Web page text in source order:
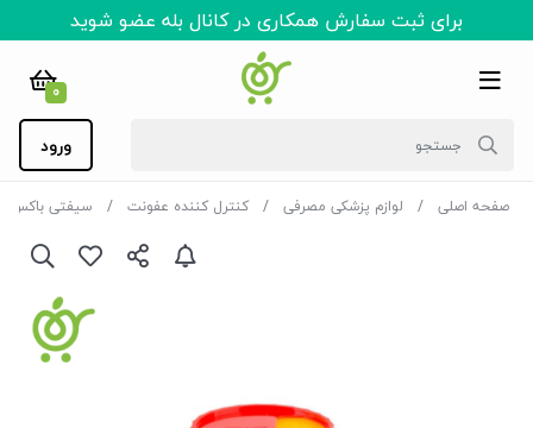
برای ثبت سفارش همکاری در کانال بله عضو شوید
0
ورود
صفحه اصلی لوازم پزشکی مصرفی کنترل کننده عفونت سیفتی باکس